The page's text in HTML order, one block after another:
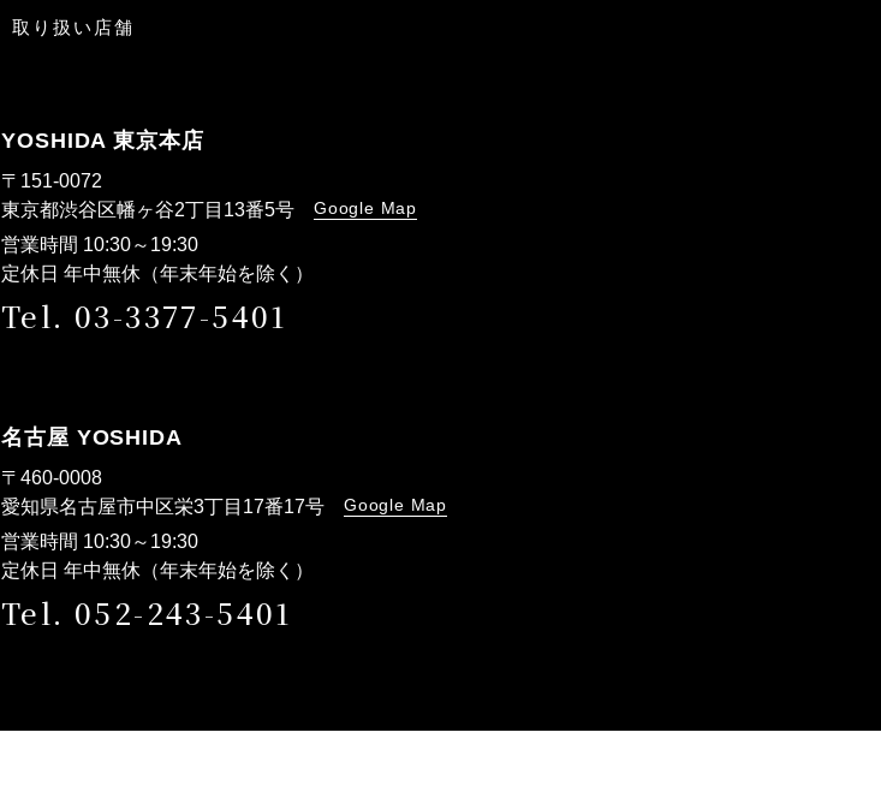
取り扱い店舗
YOSHIDA 東京本店
〒151-0072
東京都渋谷区幡ヶ谷2丁目13番5号 Google Map
営業時間 10:30～19:30
定休日 年中無休（年末年始を除く）
Tel. 03-3377-5401
名古屋 YOSHIDA
〒460-0008
愛知県名古屋市中区栄3丁目17番17号 Google Map
営業時間 10:30～19:30
定休日 年中無休（年末年始を除く）
Tel. 052-243-5401